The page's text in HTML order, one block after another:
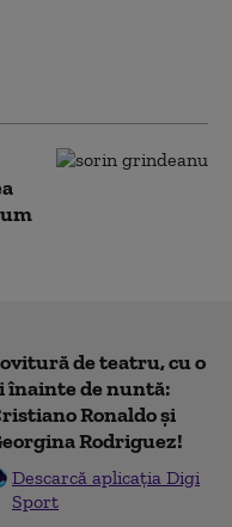
de teatru, cu o
înainte de nuntă:
Ronaldo și
Rodriguez!
Descarcă aplicația Digi
Sport